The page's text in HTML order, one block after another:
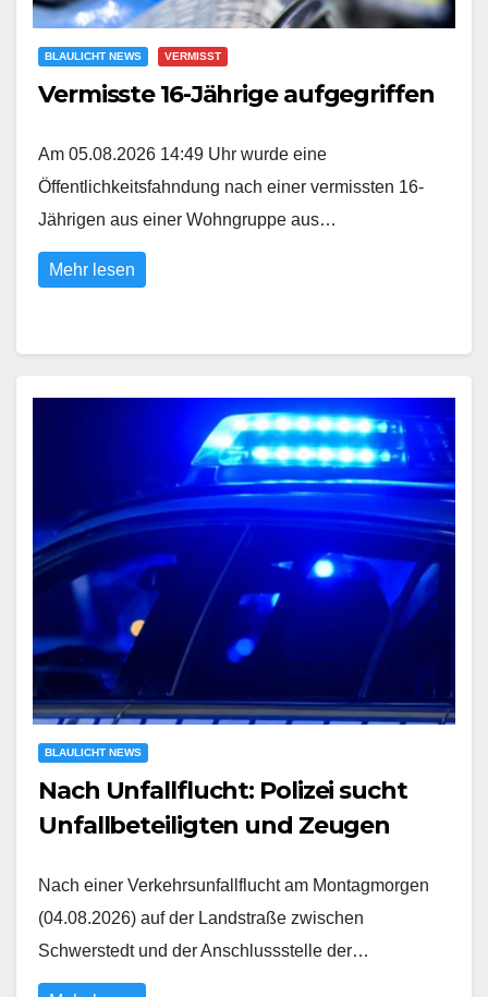
BLAULICHT NEWS VERMISST
Vermisste 16-Jährige aufgegriffen
Am 05.08.2026 14:49 Uhr wurde eine
Öffentlichkeitsfahndung nach einer vermissten 16-
Jährigen aus einer Wohngruppe aus…
Mehr lesen
BLAULICHT NEWS
Nach Unfallflucht: Polizei sucht
Unfallbeteiligten und Zeugen
Nach einer Verkehrsunfallflucht am Montagmorgen
(04.08.2026) auf der Landstraße zwischen
Schwerstedt und der Anschlussstelle der…